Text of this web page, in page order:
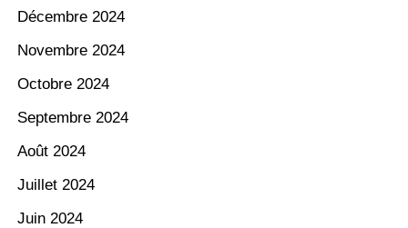
Décembre 2024
Novembre 2024
Octobre 2024
Septembre 2024
Août 2024
Juillet 2024
Juin 2024